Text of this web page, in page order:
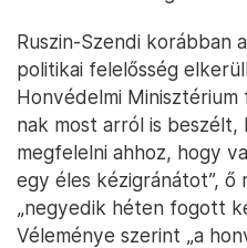
Ruszin-Szendi korábban
politikai felelősség
Honvédelmi
nak most arról is
megfelelni ahhoz, hogy
egy éles kézigránátot”, ő
„negyedik héten fogott
Véleménye szerint „a